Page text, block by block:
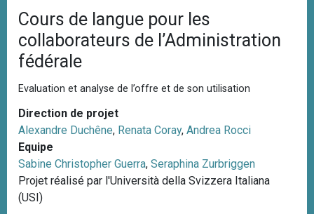
i
l
d
A
i
n
e
Cours de langue pour les
collaborateurs de l’Administration
fédérale
Evaluation et analyse de l’offre et de son utilisation
Direction de projet
Alexandre Duchêne, Renata Coray, Andrea Rocci
Equipe
Sabine Christopher Guerra, Seraphina Zurbriggen
Projet réalisé par l'Università della Svizzera Italiana
(USI)